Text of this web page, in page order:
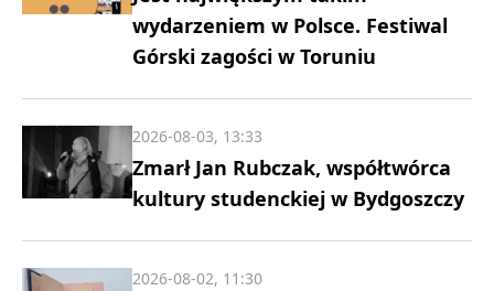
wydarzeniem w Polsce. Festiwal
Górski zagości w Toruniu
Zmarł Jan Rubczak, współtwórca
kultury studenckiej w Bydgoszczy
2026-08-03, 13:33
2026-08-02, 11:30